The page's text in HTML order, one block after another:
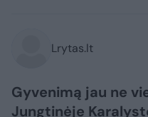
Lrytas.lt
Gyvenimą jau ne
Jungtinėje